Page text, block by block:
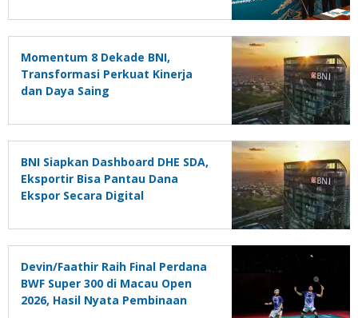
Momentum 8 Dekade BNI,
Transformasi Perkuat Kinerja
dan Daya Saing
BNI Siapkan Dashboard DHE SDA,
Eksportir Bisa Pantau Dana
Ekspor Secara Digital
Devin/Faathir Raih Final Perdana
BWF Super 300 di Macau Open
2026, Hasil Nyata Pembinaan